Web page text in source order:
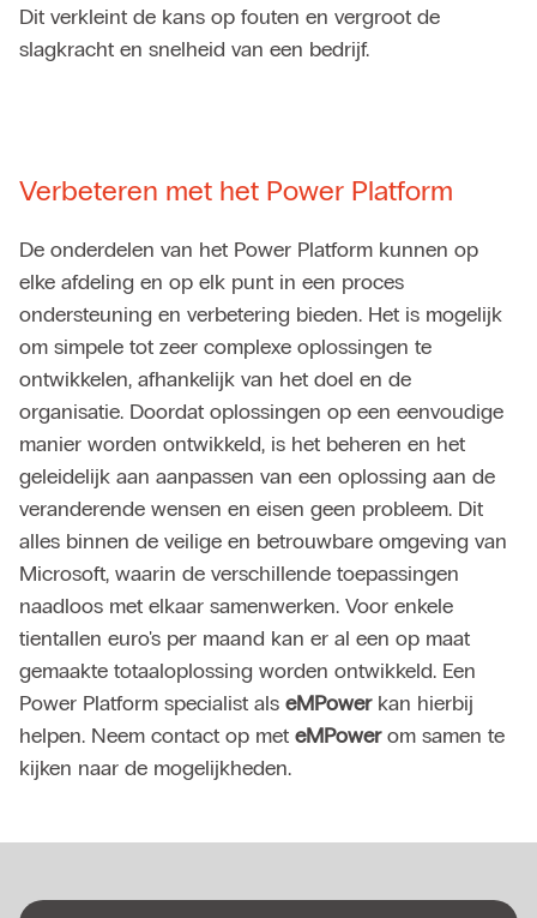
Dit verkleint de kans op fouten en vergroot de
slagkracht en snelheid van een bedrijf.
Verbeteren met het Power Platform
De onderdelen van het Power Platform kunnen op
elke afdeling en op elk punt in een proces
ondersteuning en verbetering bieden. Het is mogelijk
om simpele tot zeer complexe oplossingen te
ontwikkelen, afhankelijk van het doel en de
organisatie. Doordat oplossingen op een eenvoudige
manier worden ontwikkeld, is het beheren en het
geleidelijk aan aanpassen van een oplossing aan de
veranderende wensen en eisen geen probleem. Dit
alles binnen de veilige en betrouwbare omgeving van
Microsoft, waarin de verschillende toepassingen
naadloos met elkaar samenwerken. Voor enkele
tientallen euro's per maand kan er al een op maat
gemaakte totaaloplossing worden ontwikkeld. Een
Power Platform specialist als eMPower kan hierbij
helpen. Neem contact op met eMPowerom samen te
kijken naar de mogelijkheden.